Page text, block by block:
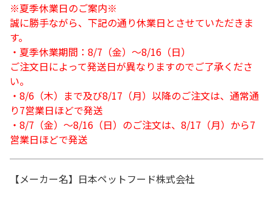
※夏季休業日のご案内※
誠に勝手ながら、下記の通り休業日とさせていただきま
す。
・夏季休業期間：8/7（金）～8/16（日）
ご注文日によって発送日が異なりますのでご了承くださ
い。
・8/6（木）まで及び8/17（月）以降のご注文は、通常通
り7営業日ほどで発送
・8/7（金）～8/16（日）のご注文は、8/17（月）から7
営業日ほどで発送
【メーカー名】日本ペットフード株式会社